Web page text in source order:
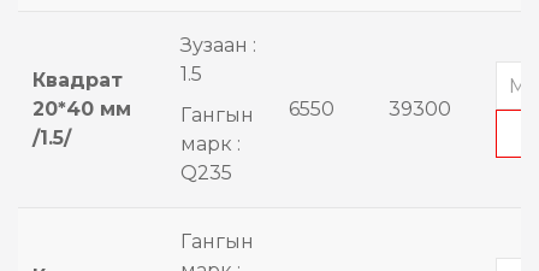
Квадрат
20*40 мм
/1.5/
Зузаан :
1.5
Гангын
марк :
Q235
6550 39300
Гангын